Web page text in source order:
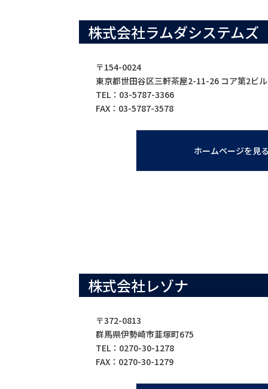
株式会社ラムダシステムズ
〒154-0024
東京都世田谷区三軒茶屋2-11-26 コア第2ビル
TEL：03-5787-3366
FAX：03-5787-3578
ホームページを見
株式会社レゾナ
〒372-0813
群馬県伊勢崎市韮塚町675
TEL：0270-30-1278
FAX：0270-30-1279